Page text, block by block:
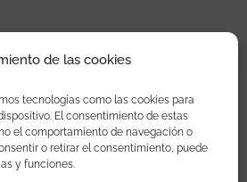
de las cookies
tecnologías como las cookies para
El consentimiento de estas
el comportamiento de navegación o
o retirar el consentimiento, puede
y funciones.